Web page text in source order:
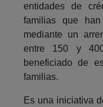
entidades de
familias que
mediante un
entre 150 y
beneficiado de
familias.
Es una iniciativa